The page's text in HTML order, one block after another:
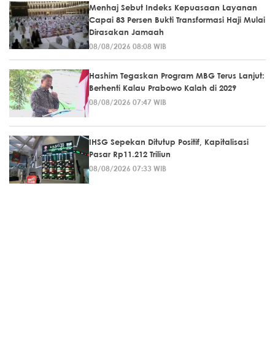
Menhaj Sebut Indeks Kepuasaan Layanan
Capai 83 Persen Bukti Transformasi Haji Mulai
Dirasakan Jamaah
08/08/2026 08:08 WIB
Hashim Tegaskan Program MBG Terus Lanjut:
Berhenti Kalau Prabowo Kalah di 2029
08/08/2026 07:47 WIB
IHSG Sepekan Ditutup Positif, Kapitalisasi
Pasar Rp11.212 Triliun
08/08/2026 07:33 WIB